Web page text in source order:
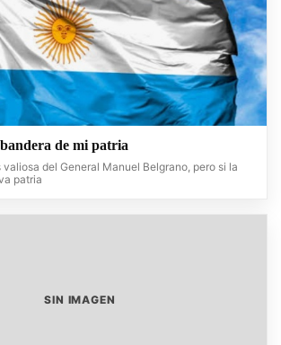
de mi patria
valiosa del General Manuel Belgrano, pero si la
patria
SIN IMAGEN